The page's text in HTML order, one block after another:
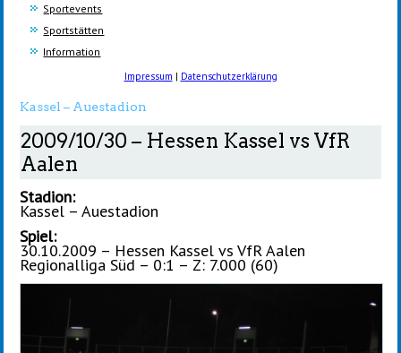
Sportevents
Sportstätten
Information
Impressum | Datenschutzerklärung
Kassel – Auestadion
2009/10/30 – Hessen Kassel vs VfR
Aalen
Stadion:
Kassel – Auestadion
Spiel:
30.10.2009 – Hessen Kassel vs VfR Aalen
Regionalliga Süd – 0:1 – Z: 7.000 (60)